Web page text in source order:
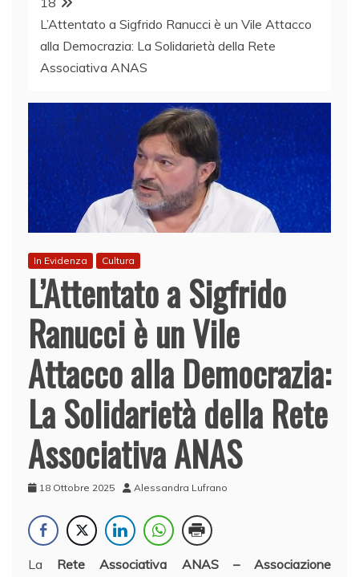
L’Attentato a Sigfrido Ranucci è un Vile Attacco
alla Democrazia: La Solidarietà della Rete
Associativa ANAS
In Evidenza Cultura
L’Attentato a Sigfrido
Ranucci è un Vile
Attacco alla Democrazia:
La Solidarietà della Rete
Associativa ANAS
18 Ottobre 2025 Alessandra Lufrano
La Rete Associativa ANAS – Associazione